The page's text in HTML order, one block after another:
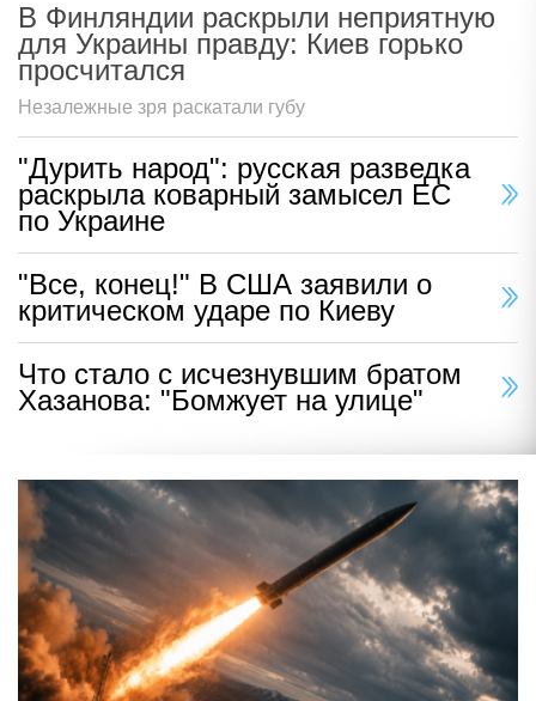
В Финляндии раскрыли неприятную
для Украины правду: Киев горько
просчитался
Незалежные зря раскатали губу
"Дурить народ": русская разведка
раскрыла коварный замысел ЕС
по Украине
"Все, конец!" В США заявили о
критическом ударе по Киеву
Что стало с исчезнувшим братом
Хазанова: "Бомжует на улице"